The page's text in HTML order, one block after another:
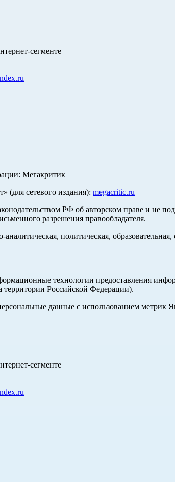
сегменте
Мегакритик
(для сетевого издания): megacritic.ru
РФ об авторском праве и не
разрешения правообладателя.
политическая, образовательная,
технологии предоставления
территории Российской Федерации).
данные с использованием метрик
сегменте